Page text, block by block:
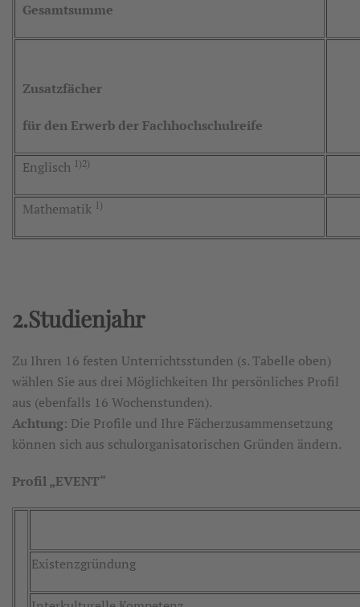
Gesamtsumme
Zusatzfächer
für den Erwerb der Fachhochschulreife
Englisch 1)2)
Mathematik 1)
2.Studienjahr
Zu Ihren 16 festen Unterrichtsstunden (s. Tabelle oben)
wählen Sie aus drei Möglichkeiten Ihr persönliches Profil
aus (ebenfalls 16 Wochenstunden).
Achtung: Die Profile und Ihre Fächerzusammensetzung
können sich aus schulorganisatorischen Gründen ändern.
Profil „EVENT“
Existenzgründung